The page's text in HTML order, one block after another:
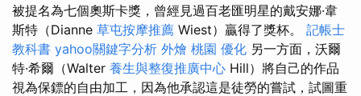
被提名為七個奧斯卡獎，曾經見過百老匯明星的戴安娜·韋
斯特（Dianne 草屯按摩推薦 Wiest）贏得了獎杯。 記帳士
教科書 yahoo關鍵字分析 外燴 桃園 優化 另一方面，沃爾
特·希爾（Walter 養生與整復推廣中心 Hill）將自己的作品
視為保鏢的自由加工，因為他承認這是徒勞的嘗試，試圖重